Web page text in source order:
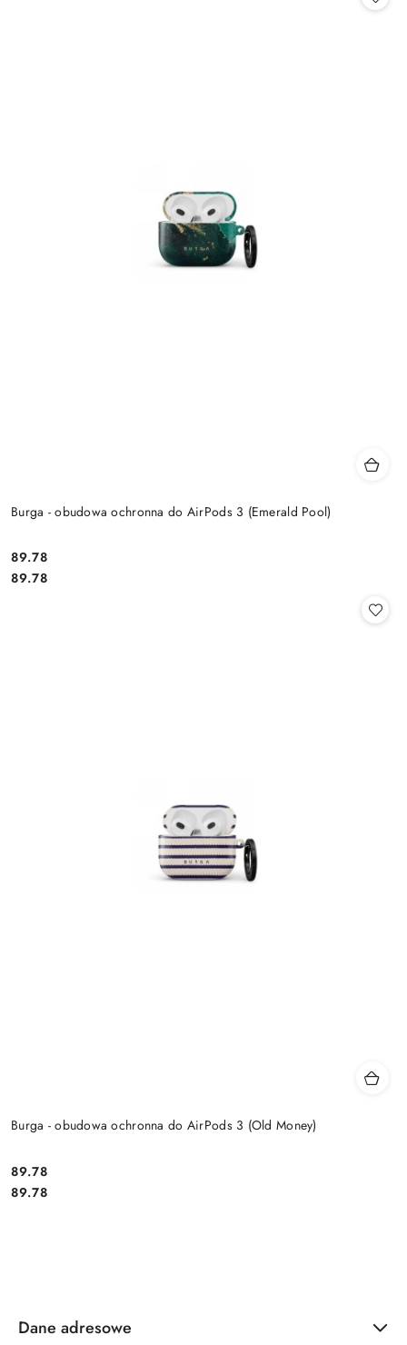
Burga - obudowa ochronna do AirPods 3 (Emerald Pool)
Cena:
89.78
Cena:
89.78
Burga - obudowa ochronna do AirPods 3 (Old Money)
Cena:
89.78
Cena:
89.78
Dane adresowe